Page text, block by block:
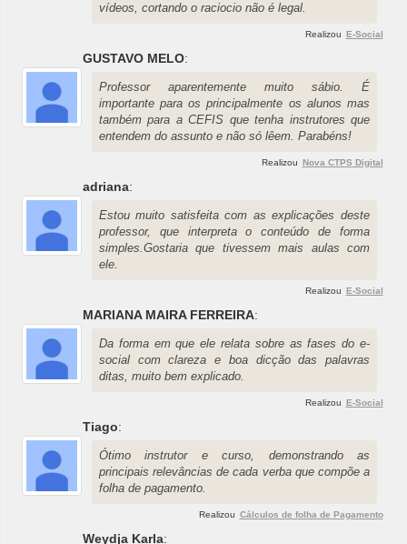
vídeos, cortando o raciocio não é legal.
Realizou E-Social
GUSTAVO MELO:
Professor aparentemente muito sábio. É
importante para os principalmente os alunos mas
também para a CEFIS que tenha instrutores que
entendem do assunto e não só lêem. Parabéns!
Realizou Nova CTPS Digital
adriana:
Estou muito satisfeita com as explicações deste
professor, que interpreta o conteúdo de forma
simples.Gostaria que tivessem mais aulas com
ele.
Realizou E-Social
MARIANA MAIRA FERREIRA:
Da forma em que ele relata sobre as fases do e-
social com clareza e boa dicção das palavras
ditas, muito bem explicado.
Realizou E-Social
Tiago:
Ótimo instrutor e curso, demonstrando as
principais relevâncias de cada verba que compõe a
folha de pagamento.
Realizou Cálculos de folha de Pagamento
Weydja Karla: